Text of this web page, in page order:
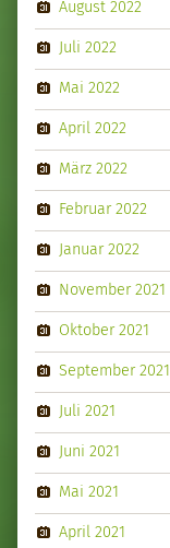
August 2022
Juli 2022
Mai 2022
April 2022
März 2022
Februar 2022
Januar 2022
November 2021
Oktober 2021
September 2021
Juli 2021
Juni 2021
Mai 2021
April 2021